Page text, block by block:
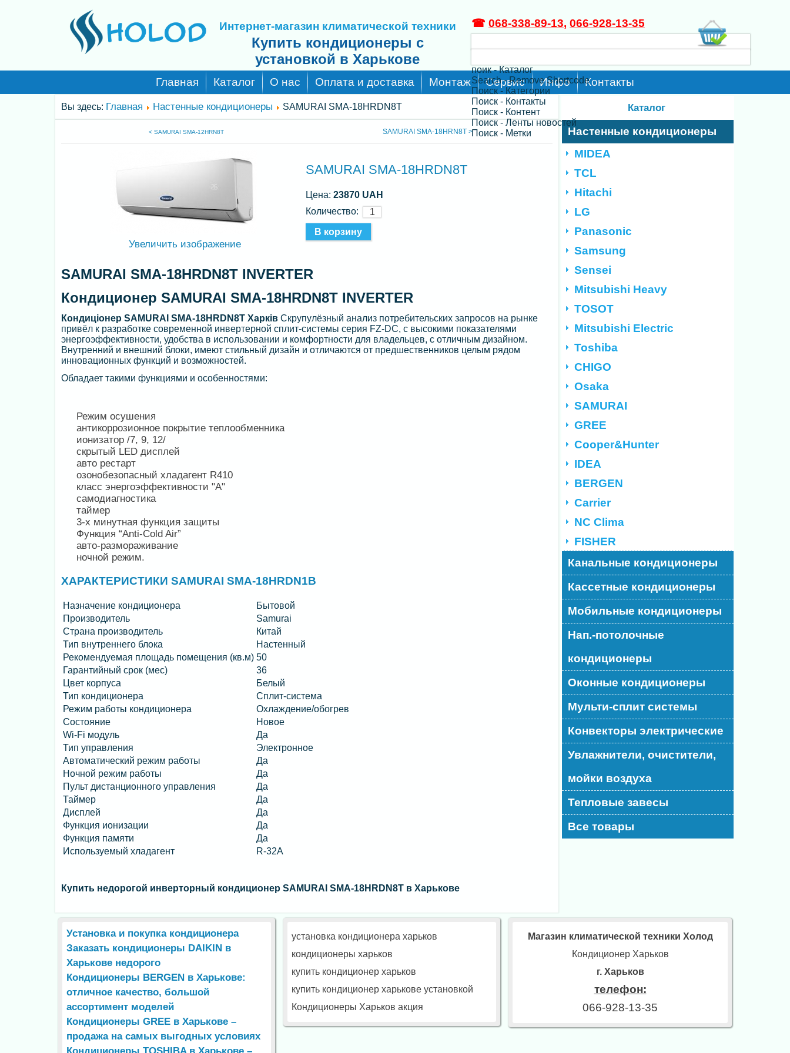
Интернет-магазин климатической техники
Купить кондиционеры с
установкой в Харькове
поик - Каталог
Search - Remove Shortcode
Поиск - Категории
Поиск - Контакты
Поиск - Контент
Поиск - Ленты новостей
Поиск - Метки
☎ 068-338-89-13, 066-928-13-35
Главная Каталог О нас Оплата и доставка Монтаж Сервис Инфо Контакты
Вы здесь: Главная Настенные кондиционеры SAMURAI SMA-18HRDN8T
< SAMURAI SMA-12HRN8T SAMURAI SMA-18HRN8T >
Увеличить изображение
SAMURAI SMA-18HRDN8T
Цена:23870 UAH
Количество:
SAMURAI SMA-18HRDN8T INVERTER
Кондиционер SAMURAI SMA-18HRDN8T INVERTER
Кондиціонер SAMURAI SMA-18HRDN8T Харків Скрупулёзный анализ потребительских запросов на рынке
привёл к разработке современной инвертерной сплит-системы серия FZ-DC, с высокими показателями
энергоэффективности, удобства в использовании и комфортности для владельцев, с отличным дизайном.
Внутренний и внешний блоки, имеют стильный дизайн и отличаются от предшественников целым рядом
инновационных функций и возможностей.
Обладает такими функциями и особенностями:
Режим осушения
антикоррозионное покрытие теплообменника
ионизатор /7, 9, 12/
скрытый LED дисплей
авто рестарт
озонобезопасный хладагент R410
класс энергоэффективности "A"
самодиагностика
таймер
3-х минутная функция защиты
Функция “Anti-Cold Air”
авто-размораживание
ночной режим.
ХАРАКТЕРИСТИКИ SAMURAI SMA-18HRDN1B
Назначение кондиционера
Бытовой
Производитель
Samurai
Страна производитель
Китай
Тип внутреннего блока
Настенный
Рекомендуемая площадь помещения (кв.м) 50
Гарантийный срок (мес)
36
Цвет корпуса
Белый
Тип кондиционера
Сплит-система
Режим работы кондиционера
Охлаждение/обогрев
Состояние
Новое
Wi-Fi модуль
Да
Тип управления
Электронное
Автоматический режим работы
Да
Ночной режим работы
Да
Пульт дистанционного управления
Да
Таймер
Да
Дисплей
Да
Функция ионизации
Да
Функция памяти
Да
Используемый хладагент
R-32A
Купить недорогой инверторный кондиционер SAMURAI SMA-18HRDN8T в Харькове
Каталог
Настенные кондиционеры
MIDEA
TCL
Hitachi
LG
Panasonic
Samsung
Sensei
Mitsubishi Heavy
TOSOT
Mitsubishi Electric
Toshiba
CHIGO
Osaka
SAMURAI
GREE
Cooper&Hunter
IDEA
BERGEN
Carrier
NC Clima
FISHER
Канальные кондиционеры
Кассетные кондиционеры
Мобильные кондиционеры
Нап.-потолочные
кондиционеры
Оконные кондиционеры
Мульти-сплит системы
Конвекторы электрические
Увлажнители, очистители,
мойки воздуха
Тепловые завесы
Все товары
Установка и покупка кондиционера
Заказать кондиционеры DAIKIN в
Харькове недорого
Кондиционеры BERGEN в Харькове:
отличное качество, большой
ассортимент моделей
Кондиционеры GREE в Харькове –
продажа на самых выгодных условиях
установка кондиционера харьков
кондиционеры харьков
купить кондиционер харьков
купить кондиционер харькове установкой
Кондиционеры Харьков акция
Магазин климатической техники Холод
Кондиционер Харьков
г. Харьков
телефон:
066-928-13-35